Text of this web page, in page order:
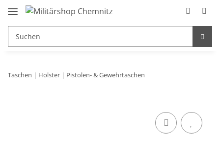
Taschen | Holster | Pistolen- & Gewehrtaschen